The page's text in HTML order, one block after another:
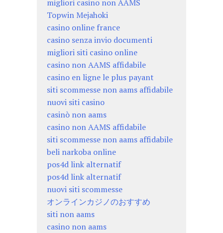
migliori casino non AAMS
Topwin Mejahoki
casino online france
casino senza invio documenti
migliori siti casino online
casino non AAMS affidabile
casino en ligne le plus payant
siti scommesse non aams affidabile
nuovi siti casino
casinò non aams
casino non AAMS affidabile
siti scommesse non aams affidabile
beli narkoba online
pos4d link alternatif
pos4d link alternatif
nuovi siti scommesse
オンラインカジノのおすすめ
siti non aams
casino non aams